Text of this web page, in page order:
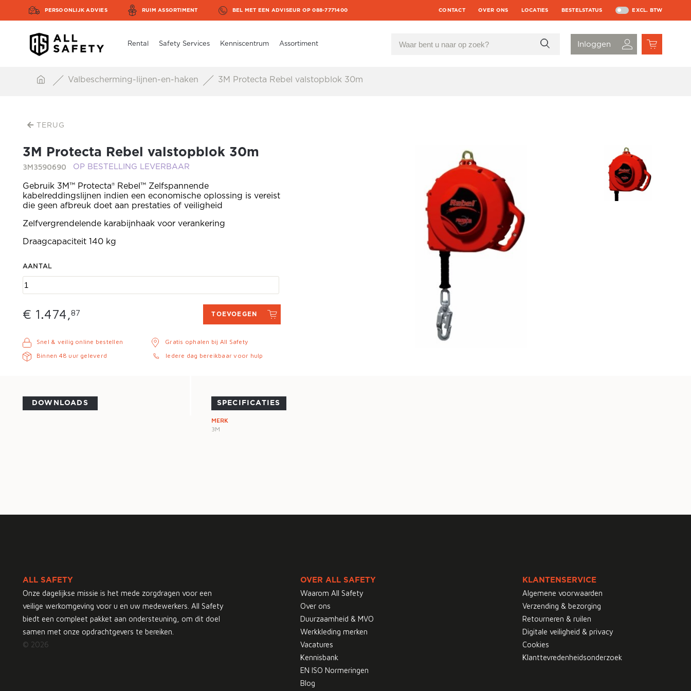
PERSOONLIJK ADVIES RUIM ASSORTIMENT BEL MET EEN ADVISEUR OP 088-7771400 CONTACT OVER ONS LOCATIES BESTELSTATUS EXCL. BTW
Rental Safety Services Kenniscentrum Assortiment
Valbescherming-lijnen-en-haken 3M Protecta Rebel valstopblok 30m
TERUG
3M Protecta Rebel valstopblok 30m
3M3590690 OP BESTELLING LEVERBAAR
Gebruik 3M™ Protecta® Rebel™ Zelfspannende
kabelreddingslijnen indien een economische oplossing is vereist
die geen afbreuk doet aan prestaties of veiligheid
Zelfvergrendelende karabijnhaak voor verankering
Draagcapaciteit 140 kg
AANTAL
€ 1.474,87 TOEVOEGEN
Snel & veilig online bestellen
Binnen 48 uur geleverd
Gratis ophalen bij All Safety
Iedere dag bereikbaar voor hulp
DOWNLOADS SPECIFICATIES
MERK
3M
ALL SAFETY
Onze dagelijkse missie is het mede zorgdragen voor een
veilige werkomgeving voor u en uw medewerkers. All Safety
biedt een compleet pakket aan ondersteuning, om dit doel
samen met onze opdrachtgevers te bereiken.
© 2026
OVER ALL SAFETY
Waarom All Safety
Over ons
Duurzaamheid & MVO
Werkkleding merken
Vacatures
Kennisbank
EN ISO Normeringen
Blog
KLANTENSERVICE
Algemene voorwaarden
Verzending & bezorging
Retourneren & ruilen
Digitale veiligheid & privacy
Cookies
Klanttevredenheidsonderzoek